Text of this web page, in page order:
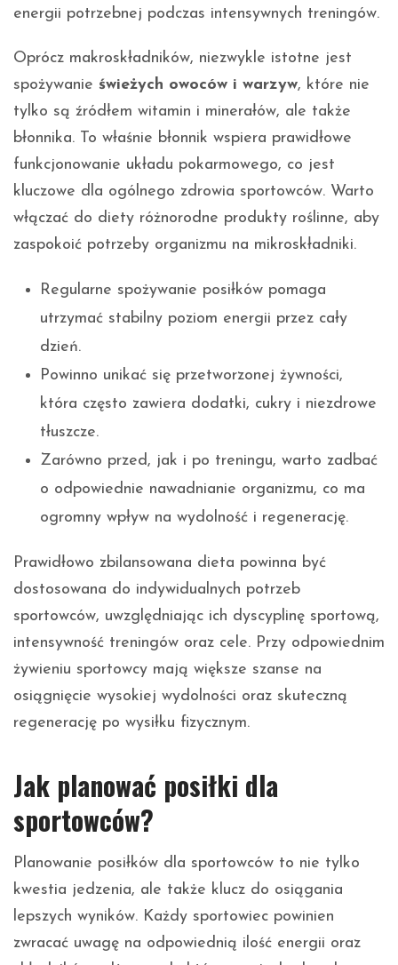
energii potrzebnej podczas intensywnych treningów.
Oprócz makroskładników, niezwykle istotne jest
spożywanie świeżych owoców i warzyw, które nie
tylko są źródłem witamin i minerałów, ale także
błonnika. To właśnie błonnik wspiera prawidłowe
funkcjonowanie układu pokarmowego, co jest
kluczowe dla ogólnego zdrowia sportowców. Warto
włączać do diety różnorodne produkty roślinne, aby
zaspokoić potrzeby organizmu na mikroskładniki.
Regularne spożywanie posiłków pomaga
utrzymać stabilny poziom energii przez cały
dzień.
Powinno unikać się przetworzonej żywności,
która często zawiera dodatki, cukry i niezdrowe
tłuszcze.
Zarówno przed, jak i po treningu, warto zadbać
o odpowiednie nawadnianie organizmu, co ma
ogromny wpływ na wydolność i regenerację.
Prawidłowo zbilansowana dieta powinna być
dostosowana do indywidualnych potrzeb
sportowców, uwzględniając ich dyscyplinę sportową,
intensywność treningów oraz cele. Przy odpowiednim
żywieniu sportowcy mają większe szanse na
osiągnięcie wysokiej wydolności oraz skuteczną
regenerację po wysiłku fizycznym.
Jak planować posiłki dla
sportowców?
Planowanie posiłków dla sportowców to nie tylko
kwestia jedzenia, ale także klucz do osiągania
lepszych wyników. Każdy sportowiec powinien
zwracać uwagę na odpowiednią ilość energii oraz